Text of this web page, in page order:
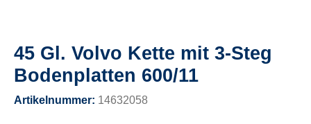
45 Gl. Volvo Kette mit 3-Steg
Bodenplatten 600/11
Artikelnummer: 14632058